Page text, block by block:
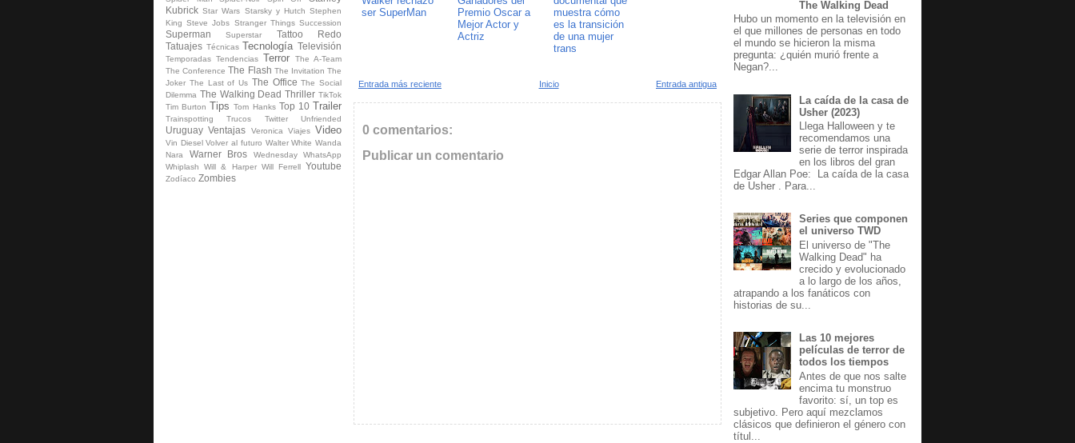
Kubrick Star Wars Starsky y Hutch Stephen
King Steve Jobs Stranger Things Succession
Superman Superstar
Tattoo Redo
Tatuajes Técnicas Tecnología Televisión
Temporadas Tendencias Terror
The A-Team
The Conference The Flash The Invitation The
Joker The Last of Us The Office The Social
Dilemma The Walking Dead Thriller TikTok
Tim Burton Tips Tom Hanks Top 10 Trailer
Trainspotting Trucos Twitter Unfriended
Uruguay Ventajas Veronica Viajes Video
Vin Diesel Volver al futuro Walter White Wanda
Nara
Warner Bros Wednesday
WhatsApp
Whiplash
Will & Harper Will Ferrell Youtube
Zodíaco Zombies
ser SuperMan
Premio Oscar a
Mejor Actor y
Actriz
muestra cómo
es la transición
de una mujer
trans
Entrada más reciente Entrada antigua
Inicio
0 comentarios:
Publicar un comentario
The Walking Dead
Hubo un momento en la televisión en
el que millones de personas en todo
el mundo se hicieron la misma
pregunta: ¿quién murió frente a
Negan?...
La caída de la casa de
Usher (2023)
Llega Halloween y te
recomendamos una
serie de terror inspirada
en los libros del gran
Edgar Allan Poe: La caída de la casa
de Usher . Para...
Series que componen
el universo TWD
El universo de "The
Walking Dead" ha
crecido y evolucionado
a lo largo de los años,
atrapando a los fanáticos con
historias de su...
Las 10 mejores
películas de terror de
todos los tiempos
Antes de que nos salte
encima tu monstruo
favorito: sí, un top es
subjetivo. Pero aquí mezclamos
clásicos que definieron el género con
títul...